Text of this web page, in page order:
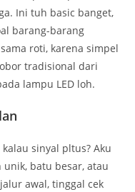
Ini tuh basic banget,
barang-barang
roti, karena simpel
tradisional dari
lampu LED loh.
sinyal pltus? Aku
batu besar, atau
awal, tinggal cek